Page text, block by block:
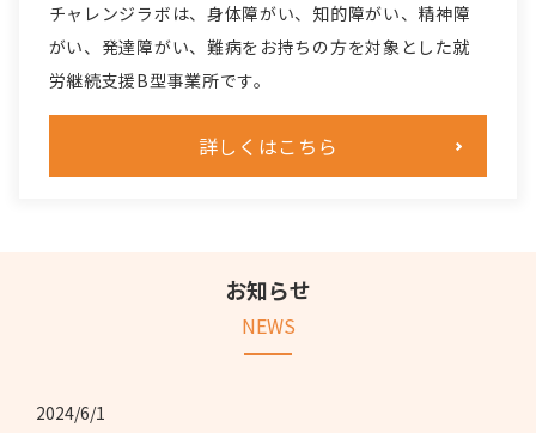
チャレンジラボは、身体障がい、知的障がい、精神障
がい、発達障がい、難病をお持ちの方を対象とした就
労継続支援B型事業所です。
詳しくはこちら
お知らせ
NEWS
2024/6/1